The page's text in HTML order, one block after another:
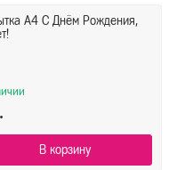
А4 С Днём Рождения,
В корзину